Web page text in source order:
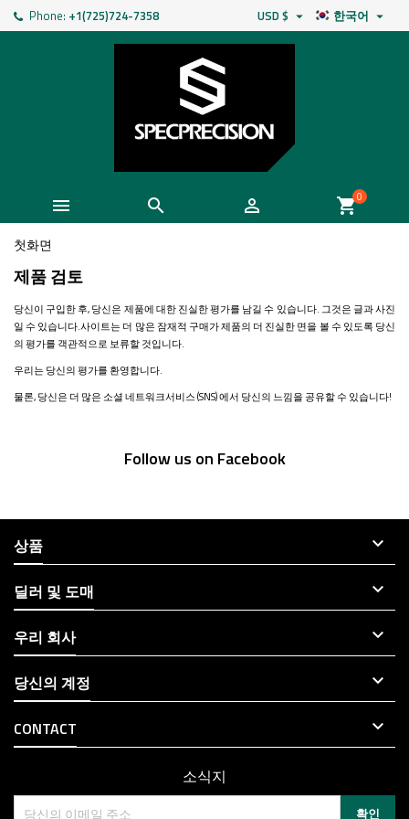
Phone: +1(725)724-7358 한국어 
USD $ 
   shopping_cart0
첫화면
제품 검토
당신이 구입한 후, 당신은 제품에 대한 진실한 평가를 남길 수 있습니다. 그것은 글과 사진
일 수 있습니다.사이트는 더 많은 잠재적 구매가 제품의 더 진실한 면을 볼 수 있도록 당신
의 평가를 객관적으로 보류할 것입니다.
우리는 당신의 평가를 환영합니다.
물론, 당신은 더 많은 소셜 네트워크서비스 (SNS) 에서 당신의 느낌을 공유할 수 있습니다!
Follow us on Facebook
상품 
딜러 및 도매 
우리 회사 
당신의 계정 
CONTACT 
소식지